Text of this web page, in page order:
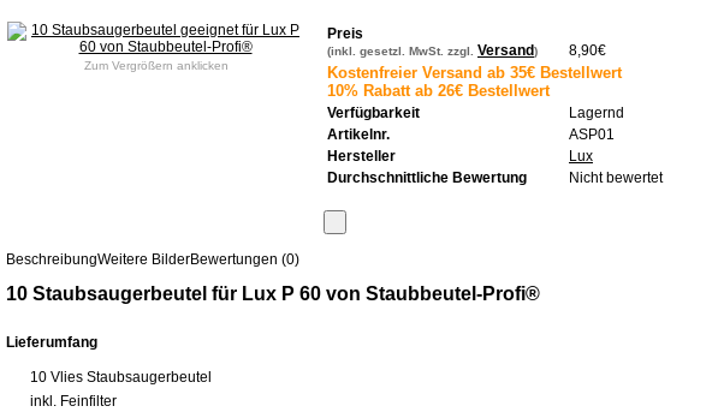
Zum Vergrößern anklicken
Preis
(inkl. gesetzl. MwSt. zzgl. Versand) 8,90€
Kostenfreier Versand ab 35€ Bestellwert
10% Rabatt ab 26€ Bestellwert
Verfügbarkeit
Lagernd
Artikelnr.
ASP01
Hersteller
Lux
Durchschnittliche Bewertung
Nicht bewertet
BeschreibungWeitere BilderBewertungen (0)
10 Staubsaugerbeutel für Lux P 60 von Staubbeutel-Profi®
Lieferumfang
10 Vlies Staubsaugerbeutel
inkl. Feinfilter